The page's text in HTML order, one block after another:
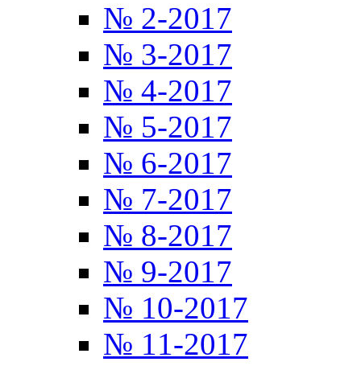
№ 2-2017
№ 3-2017
№ 4-2017
№ 5-2017
№ 6-2017
№ 7-2017
№ 8-2017
№ 9-2017
№ 10-2017
№ 11-2017